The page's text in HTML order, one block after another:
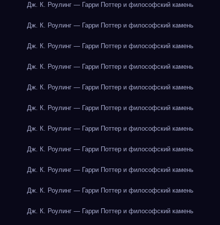
Дж. К. Роулинг — Гарри Поттер и философский камень
Дж. К. Роулинг — Гарри Поттер и философский камень
Дж. К. Роулинг — Гарри Поттер и философский камень
Дж. К. Роулинг — Гарри Поттер и философский камень
Дж. К. Роулинг — Гарри Поттер и философский камень
Дж. К. Роулинг — Гарри Поттер и философский камень
Дж. К. Роулинг — Гарри Поттер и философский камень
Дж. К. Роулинг — Гарри Поттер и философский камень
Дж. К. Роулинг — Гарри Поттер и философский камень
Дж. К. Роулинг — Гарри Поттер и философский камень
Дж. К. Роулинг — Гарри Поттер и философский камень